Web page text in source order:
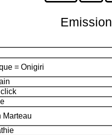
= Onigiri
Marteau